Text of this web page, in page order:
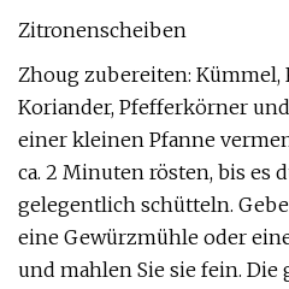
Zitronenscheiben
Zhoug zubereiten: Kümmel,
Koriander, Pfefferkörner
einer kleinen Pfanne
ca. 2 Minuten rösten, bis es
gelegentlich schütteln.
eine Gewürzmühle oder
und mahlen Sie sie fein. Die